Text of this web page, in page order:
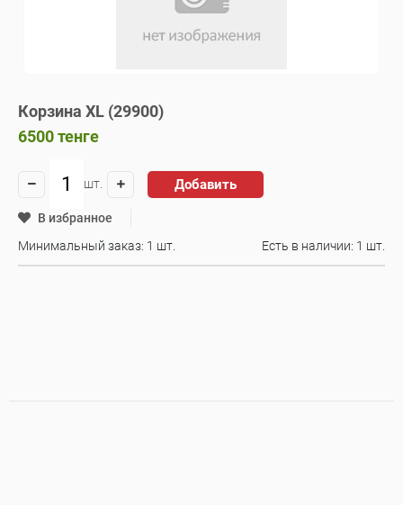
Корзина XL (29900)
6500тенге
шт. Добавить
В избранное
Минимальный заказ: 1 шт.
Есть в наличии: 1 шт.